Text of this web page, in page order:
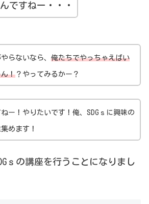
ですねー・・・
らないなら、 俺たちでやっちゃえばい
！？やってみるかー？
ー！ やりたいです！ 俺、SDGｓに興味の
めます！
ｓの講座を行うことになりまし